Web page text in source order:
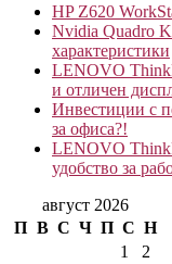
HP Z620
Nvidia Quadro
характеристики
LENOVO
и отличен
Инвестиции с
за офиса?!
LENOVO
удобство за
август 2026
П В С Ч П С Н
1
2